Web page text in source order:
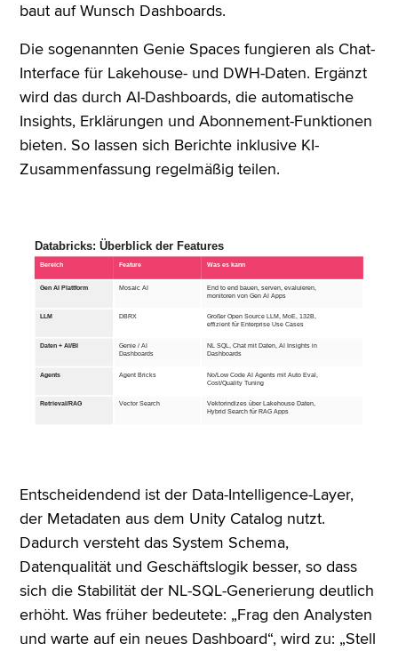
baut auf Wunsch Dashboards.
Die sogenannten Genie Spaces fungieren als Chat-
Interface für Lakehouse- und DWH-Daten. Ergänzt
wird das durch AI-Dashboards, die automatische
Insights, Erklärungen und Abonnement-Funktionen
bieten. So lassen sich Berichte inklusive KI-
Zusammenfassung regelmäßig teilen.
Entscheidendend ist der Data-Intelligence-Layer,
der Metadaten aus dem Unity Catalog nutzt.
Dadurch versteht das System Schema,
Datenqualität und Geschäftslogik besser, so dass
sich die Stabilität der NL-SQL-Generierung deutlich
erhöht. Was früher bedeutete: „Frag den Analysten
und warte auf ein neues Dashboard“, wird zu: „Stell